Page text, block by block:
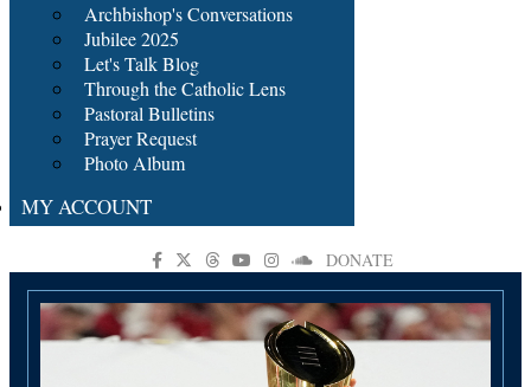
Archbishop's Conversations
Jubilee 2025
Let's Talk Blog
Through the Catholic Lens
Pastoral Bulletins
Prayer Request
Photo Album
MY ACCOUNT
DONATE